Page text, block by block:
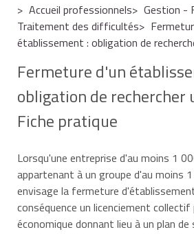
Accueil professionnels
Gestion -
Traitement des difficultés
établissement : obligation de
Fermeture d'un
obligation de rechercher
Fiche pratique
Lorsqu'une entreprise d'au moins 1
appartenant à un groupe d'au moins
envisage la fermeture
conséquence un licenciement
économique donnant lieu à un plan de